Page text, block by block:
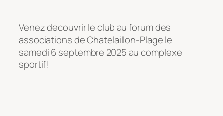
Venez decouvrir le club au forum des
associations de Chatelaillon-Plage le
samedi 6 septembre 2025 au complexe
sportif!